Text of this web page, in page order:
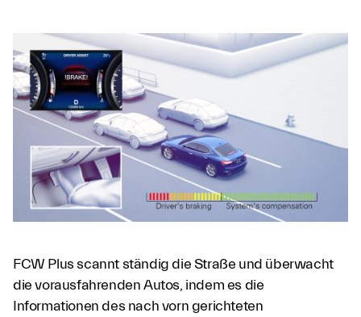
Auffahrwarnsystem
Plus (FCW)
FCW Plus scannt ständig die Straße und überwacht
die vorausfahrenden Autos, indem es die
Informationen des nach vorn gerichteten